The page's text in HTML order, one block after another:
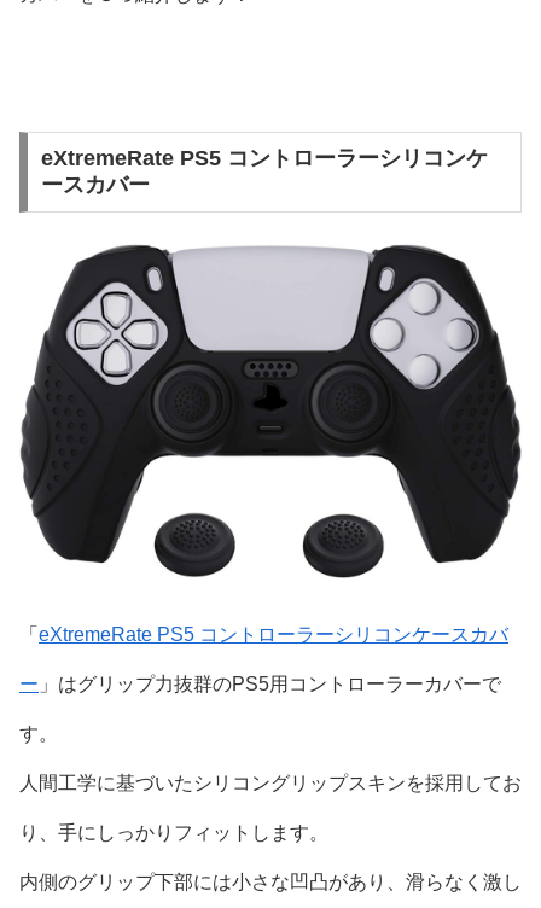
eXtremeRate PS5 コントローラーシリコンケ
ースカバー
「 eXtremeRate PS5 コントローラーシリコンケースカバ
ー 」はグリップ力抜群のPS5用コントローラーカバーで
す。
人間工学に基づいたシリコングリップスキンを採用してお
り、手にしっかりフィットします。
内側のグリップ下部には小さな凹凸があり、滑らなく激し